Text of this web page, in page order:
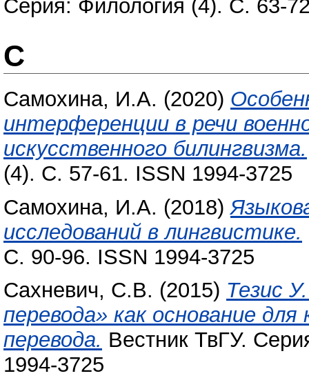
Серия: Филология (4). С. 63-
С
Самохина, И.А. (2020)
интерференции в речи
искусственного билингвизма.
(4). С. 57-61. ISSN 1994-3725
Самохина, И.А. (2018)
исследований в лингвистике.
С. 90-96. ISSN 1994-3725
Сахневич, С.В. (2015) Тезис
перевода» как основание
перевода. Вестник ТвГУ.
1994-3725